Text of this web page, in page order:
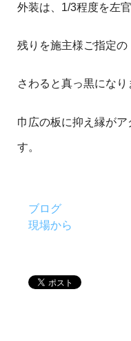
外装は、1/3程度を左
残りを施主様ご指定の
さわると真っ黒になり
巾広の板に抑え縁が
す。
ブログ
現場から